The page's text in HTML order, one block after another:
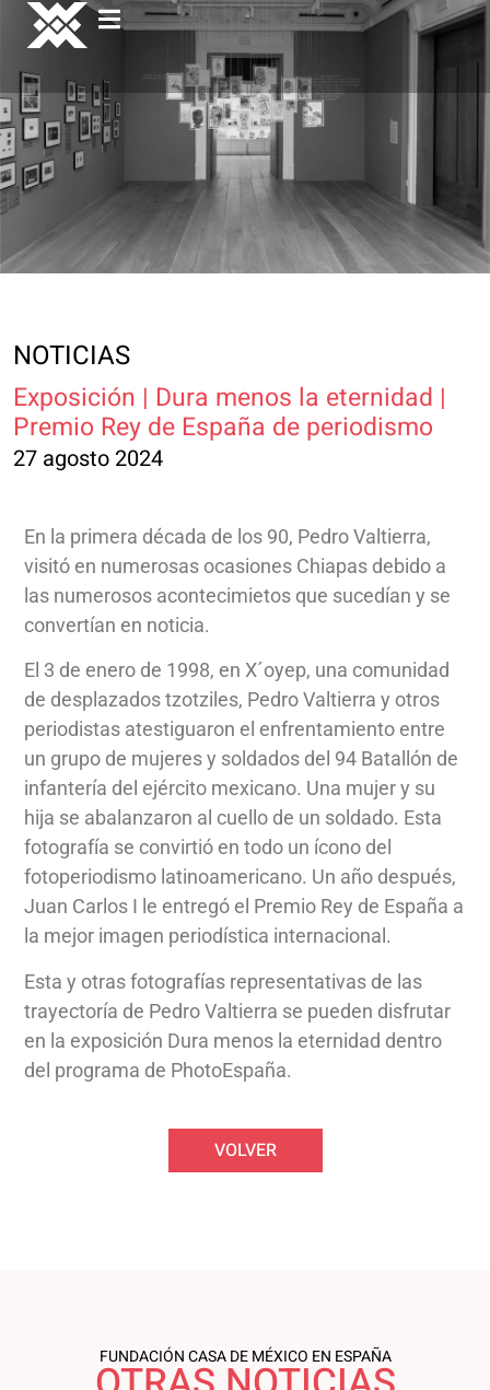
NOTICIAS
Exposición | Dura menos la eternidad |
Premio Rey de España de periodismo
27 agosto 2024
En la primera década de los 90, Pedro Valtierra,
visitó en numerosas ocasiones Chiapas debido a
las numerosos acontecimietos que sucedían y se
convertían en noticia.
El 3 de enero de 1998, en X´oyep, una comunidad
de desplazados tzotziles, Pedro Valtierra y otros
periodistas atestiguaron el enfrentamiento entre
un grupo de mujeres y soldados del 94 Batallón de
infantería del ejército mexicano. Una mujer y su
hija se abalanzaron al cuello de un soldado. Esta
fotografía se convirtió en todo un ícono del
fotoperiodismo latinoamericano. Un año después,
Juan Carlos I le entregó el Premio Rey de España a
la mejor imagen periodística internacional.
Esta y otras fotografías representativas de las
trayectoría de Pedro Valtierra se pueden disfrutar
en la exposición Dura menos la eternidad dentro
del programa de PhotoEspaña.
VOLVER
FUNDACIÓN CASA DE MÉXICO EN ESPAÑA